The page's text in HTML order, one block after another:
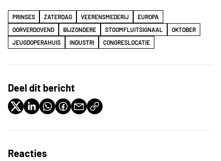
PRINSES ZATERDAG VEERENSMEDERIJ
EUROPA
OORVERDOVEND
BIJZONDERE STOOMFLUITSIGNAAL
OKTOBER
JEUGDOPERAHUIS
INDUSTRI CONGRESLOCATIE
Deel dit bericht
Reacties